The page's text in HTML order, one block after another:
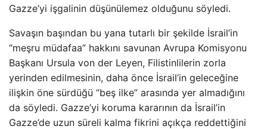
Gazze’yi işgalinin düşünülemez olduğunu söyledi.
Savaşın başından bu yana tutarlı bir şekilde İsrail’in
“meşru müdafaa” hakkını savunan Avrupa Komisyonu
Başkanı Ursula von der Leyen, Filistinlilerin zorla
yerinden edilmesinin, daha önce İsrail’in geleceğine
ilişkin öne sürdüğü “beş ilke” arasında yer almadığını
da söyledi. Gazze’yi koruma kararının da İsrail’in
Gazze’de uzun süreli kalma fikrini açıkça reddettiğini